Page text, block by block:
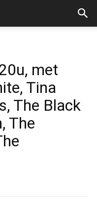
met
Tina
The Black
The